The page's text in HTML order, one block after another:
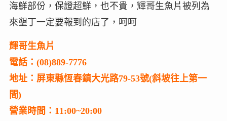
海鮮部份，保證超鮮，也不貴，輝哥生魚片被列為
來墾丁一定要報到的店了，呵呵
輝哥生魚片
電話：(08)889-7776
地址：屏東縣恆春鎮大光路79-53號(斜坡往上第一
間)
營業時間：11:00~20:00